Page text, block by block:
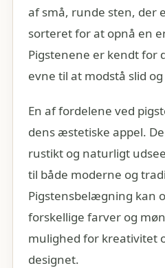
af små, runde sten, der
sorteret for at opnå en
Pigstenene er kendt for
evne til at modstå slid
En af fordelene ved
dens æstetiske appel.
rustikt og naturligt
til både moderne og
Pigstensbelægning kan
forskellige farver og
mulighed for kreativitet
designet.